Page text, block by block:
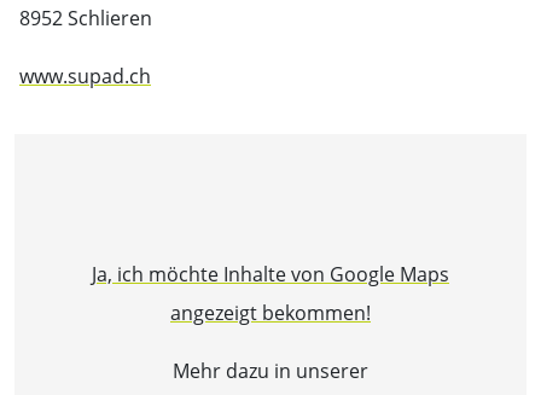
8952 Schlieren
www.supad.ch
Ja, ich möchte Inhalte von Google Maps
angezeigt bekommen!
Mehr dazu in unserer